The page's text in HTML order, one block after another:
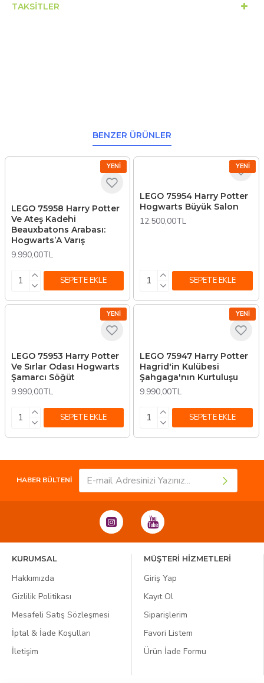
TAKSITLER
BENZER ÜRÜNLER
YENI
LEGO 75958 Harry Potter
Ve Ateş Kadehi
Beauxbatons Arabası:
Hogwarts’A Varış
9.990,00TL
SEPETE EKLE
YENI
LEGO 75954 Harry Potter
Hogwarts Büyük Salon
12.500,00TL
SEPETE EKLE
YENI
LEGO 75953 Harry Potter
Ve Sırlar Odası Hogwarts
Şamarcı Söğüt
9.990,00TL
SEPETE EKLE
YENI
LEGO 75947 Harry Potter
Hagrid'in Kulübesi
Şahgaga'nın Kurtuluşu
9.990,00TL
SEPETE EKLE
HABER BÜLTENİ
KURUMSAL
Hakkımızda
Gizlilik Politikası
Mesafeli Satış Sözleşmesi
İptal & İade Koşulları
İletişim
MÜŞTERİ HİZMETLERİ
Giriş Yap
Kayıt Ol
Siparişlerim
Favori Listem
Ürün İade Formu